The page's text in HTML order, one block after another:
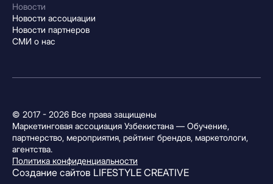
Новости
Новости ассоциации
Новости партнеров
СМИ о нас
© 2017 - 2026 Все права защищены
Маркетинговая ассоциация Узбекистана — Обучение,
партнерство, мероприятия, рейтинг брендов, маркетологи,
агентства.
Политика конфиденциальности
Создание сайтов LIFESTYLE CREATIVE